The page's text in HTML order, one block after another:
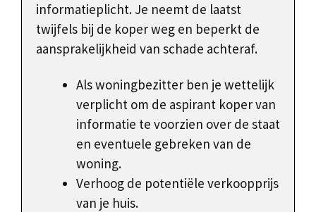
informatieplicht. Je neemt de laatst
twijfels bij de koper weg en beperkt de
aansprakelijkheid van schade achteraf.
Als woningbezitter ben je wettelijk
verplicht om de aspirant koper van
informatie te voorzien over de staat
en eventuele gebreken van de
woning.
Verhoog de potentiële verkoopprijs
van je huis.